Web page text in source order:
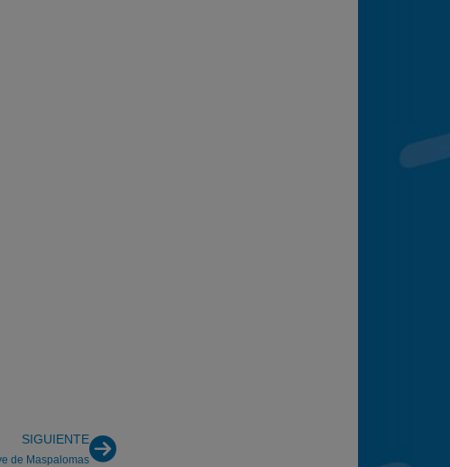
SIGUIENTE
de Maspalomas